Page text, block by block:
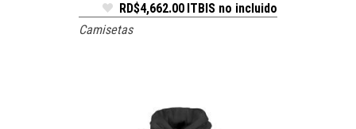
RD$4,662.00 ITBIS no incluido
Camisetas